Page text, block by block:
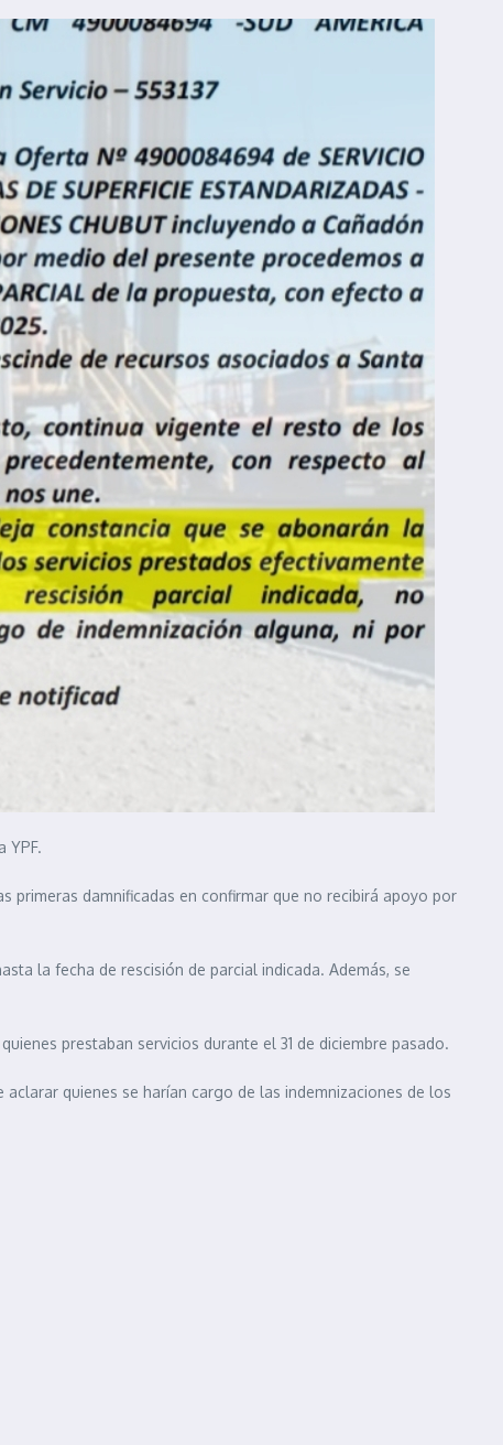
YPF.
primeras damnificadas en confirmar que no recibirá apoyo por
la fecha de rescisión de parcial indicada. Además, se
prestaban servicios durante el 31 de diciembre pasado.
quienes se harían cargo de las indemnizaciones de los